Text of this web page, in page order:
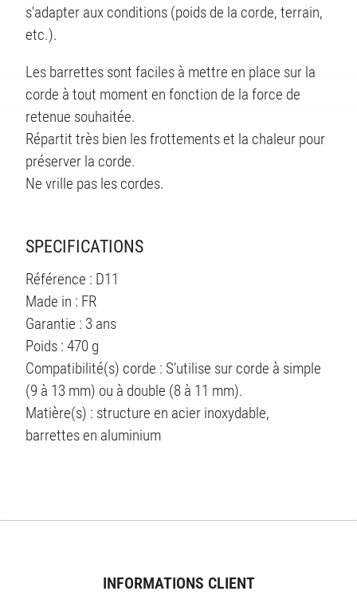
s'adapter aux conditions (poids de la corde, terrain,
etc.).
Les barrettes sont faciles à mettre en place sur la
corde à tout moment en fonction de la force de
retenue souhaitée.
Répartit très bien les frottements et la chaleur pour
préserver la corde.
Ne vrille pas les cordes.
SPECIFICATIONS
Référence : D11
Made in : FR
Garantie : 3 ans
Poids : 470 g
Compatibilité(s) corde : S’utilise sur corde à simple
(9 à 13 mm) ou à double (8 à 11 mm).
Matière(s) : structure en acier inoxydable,
barrettes en aluminium
INFORMATIONS CLIENT